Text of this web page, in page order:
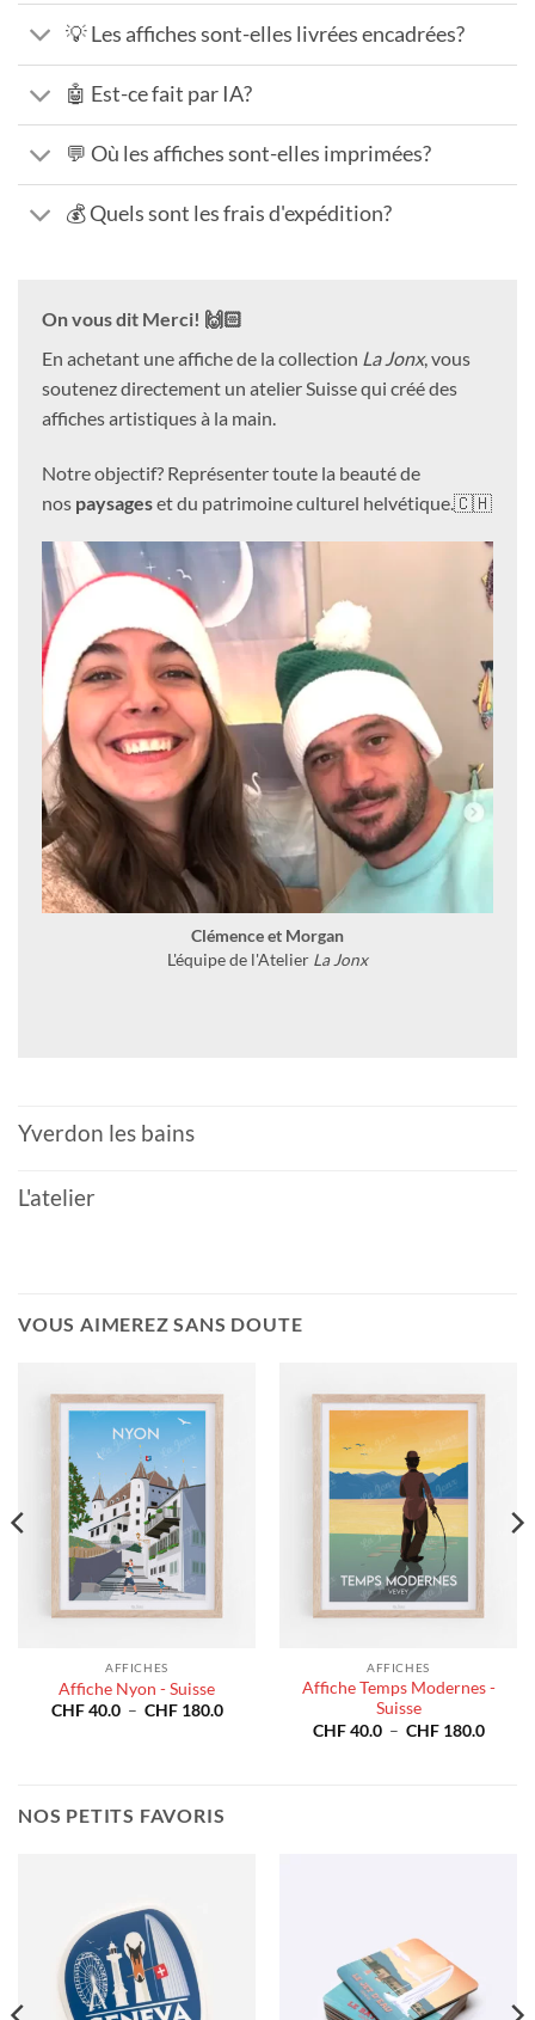
💡 Les affiches sont-elles livrées encadrées?
🤖 Est-ce fait par IA?
💬 Où les affiches sont-elles imprimées?
💰 Quels sont les frais d'expédition?
On vous dit Merci! 🙌🏻
En achetant une affiche de la collection La Jonx, vous
soutenez directement un atelier Suisse qui créé des
affiches artistiques à la main.
Notre objectif? Représenter toute la beauté de
nos paysageset du patrimoine culturel helvétique.🇨🇭
Clémence et Morgan
L'équipe de l'Atelier La Jonx
Yverdon les bains
L'atelier
VOUS AIMEREZ SANS DOUTE
AFFICHES
Affiche Nyon - Suisse
CHF40.0 – CHF180.0Plage
AFFICHES
Affiche Temps Modernes -
Suisse
CHF40.0 – CHF180.0Plage
NOS PETITS FAVORIS